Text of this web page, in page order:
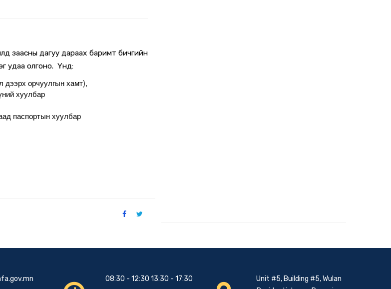
заасны дагуу дараах баримт бичгийн
удаа олгоно. Үүнд:
дээрх орчуулгын хамт),
хуулбар
паспортын хуулбар
08:30 - 12:30 13:30 - 17:30
Unit #5, Building #5, Wulan